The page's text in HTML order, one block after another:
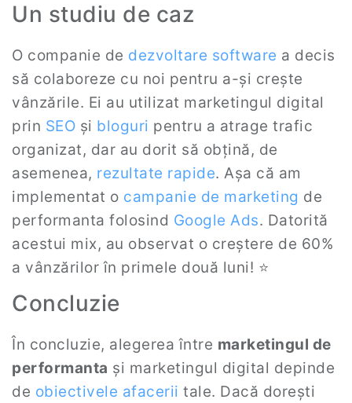
Un studiu de caz
O companie de dezvoltare software a decis
să colaboreze cu noi pentru a-și crește
vânzările. Ei au utilizat marketingul digital
prin SEO și bloguri pentru a atrage trafic
organizat, dar au dorit să obțină, de
asemenea, rezultate rapide. Așa că am
implementat o campanie de marketing de
performanta folosind Google Ads. Datorită
acestui mix, au observat o creștere de 60%
a vânzărilor în primele două luni! ⭐
Concluzie
În concluzie, alegerea între marketingul de
performanta și marketingul digital depinde
de obiectivele afacerii tale. Dacă dorești